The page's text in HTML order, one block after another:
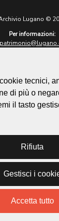
Lugano ©
Per informazioni:
lugano.ch
Cookie policy
Homepage
Temi
Novità
Progetti
tecnici,
di più o
il tasto
Rifiuta
Gestisci i
Accetta tutto